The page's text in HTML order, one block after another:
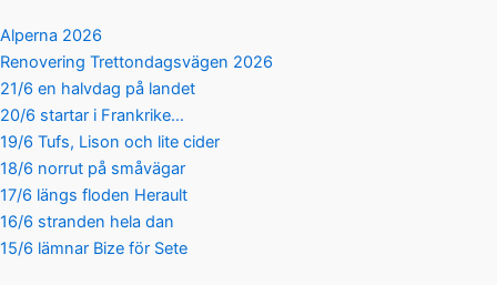
Alperna 2026
Renovering Trettondagsvägen 2026
21/6 en halvdag på landet
20/6 startar i Frankrike…
19/6 Tufs, Lison och lite cider
18/6 norrut på småvägar
17/6 längs floden Herault
16/6 stranden hela dan
15/6 lämnar Bize för Sete